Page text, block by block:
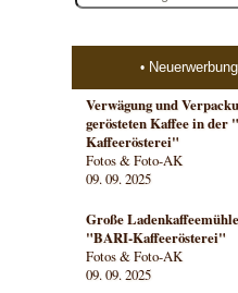
Verwägung und
gerösteten Kaffee in der
Kaffeerösterei"
Fotos & Foto-AK
09. 09. 2025
Große
"BARI-Kaffeerösterei"
Fotos & Foto-AK
09. 09. 2025